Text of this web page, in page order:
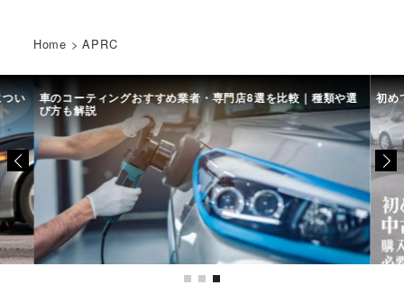
Home >APRC
い 車のコーティングおすすめ業者・専門店8選を比較｜種類や選
び方も解説
初め